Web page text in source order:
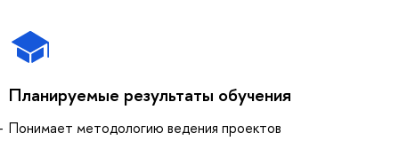
Планируемые результаты обучения
Понимает методологию ведения проектов